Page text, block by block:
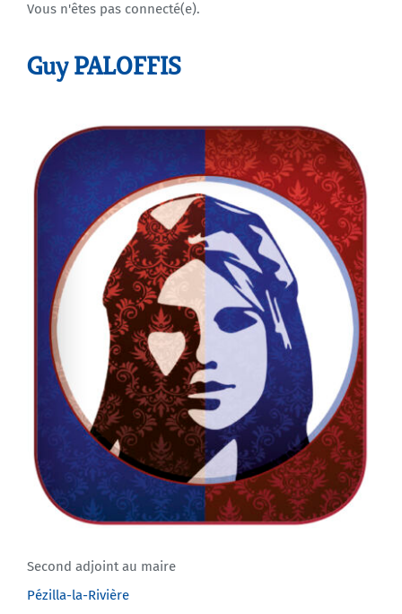
Agenda
Vous n'êtes pas connecté(e).
Guy PALOFFIS
Second adjoint au maire
Pézilla-la-Rivière